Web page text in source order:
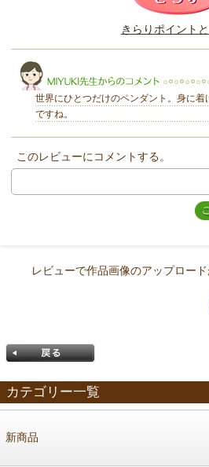
このレビューは参考になりましたか？
きらりポイント
世界にひとつだけのペンダント。身に
ですね。
このレビューにコメントする。
レビューで作品画像のアップロー
カテゴリー一覧
新商品